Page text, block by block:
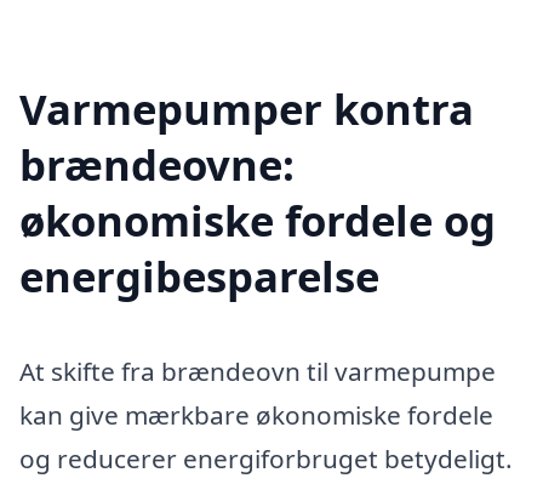
Varmepumper kontra
brændeovne:
økonomiske fordele og
energibesparelse
At skifte fra brændeovn til varmepumpe
kan give mærkbare økonomiske fordele
og reducerer energiforbruget betydeligt.